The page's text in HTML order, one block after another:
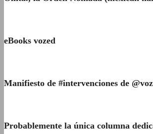
eBooks vozed
Manifiesto de #intervenciones de
Probablemente la única columna